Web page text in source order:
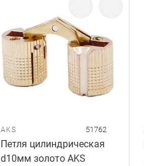
AKS 51762
Петля цилиндрическая
d10мм золото AKS